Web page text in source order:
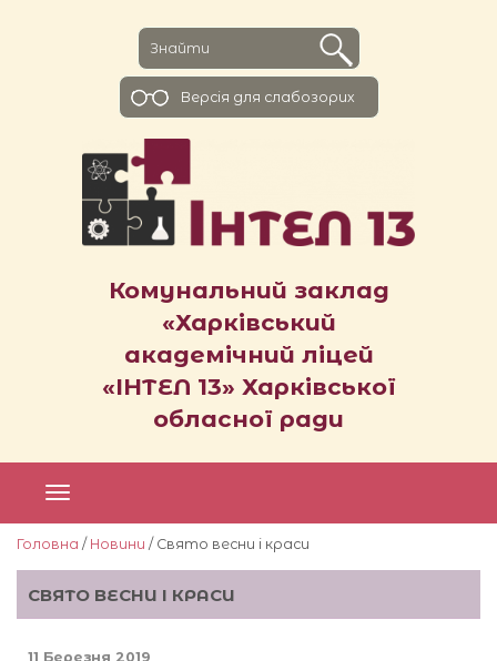
Комунальний заклад
«Харківський
академічний ліцей
«ІНТЕЛ 13» Харківської
обласної ради
Версiя для слабозорих
Головна / Новини / Свято весни і краси
СВЯТО ВЕСНИ І КРАСИ
11 Березня 2019